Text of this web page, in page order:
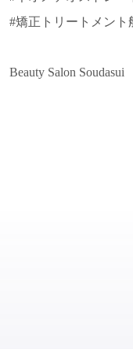
#矯正トリートメント
Beauty Salon Soudasui